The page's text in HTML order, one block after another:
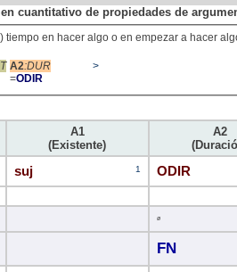
cuantitativo de propiedades de
tiempo en hacer algo o en empezar a hacer
A2:DUR
=ODIR
>
A1
(Existente)
A2
suj 1 ODIR
ø
FN